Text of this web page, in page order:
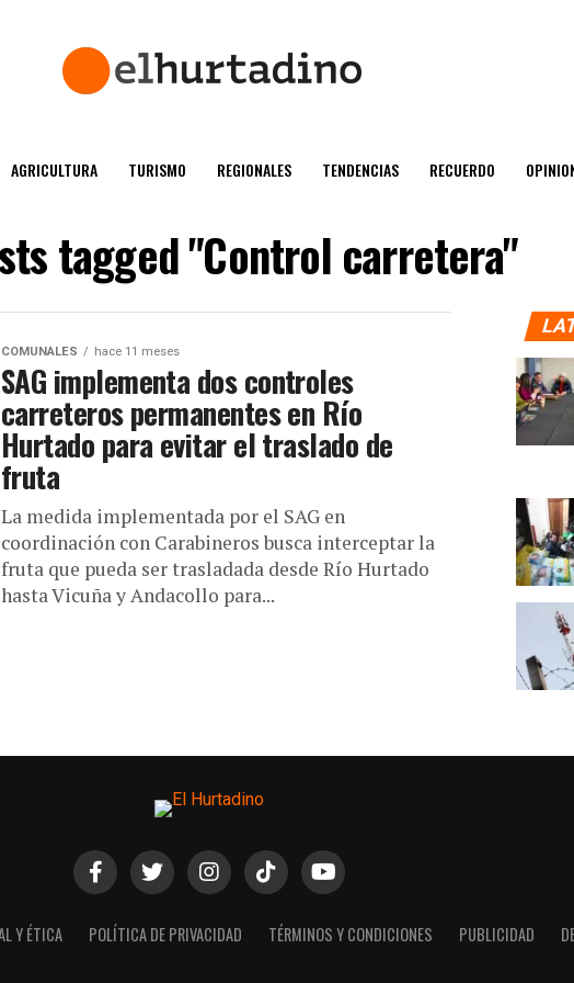
AGRICULTURA TURISMO REGIONALES TENDENCIAS RECUERDO
tagged "Control carretera"
COMUNALES hace 11 meses
SAG implementa dos controles
carreteros permanentes en Río
Hurtado para evitar el traslado de
fruta
La medida implementada por el SAG en
coordinación con Carabineros busca interceptar la
fruta que pueda ser trasladada desde Río Hurtado
hasta Vicuña y Andacollo para...
Y ÉTICA POLÍTICA DE PRIVACIDAD TÉRMINOS Y CONDICIONES PUBLICIDAD